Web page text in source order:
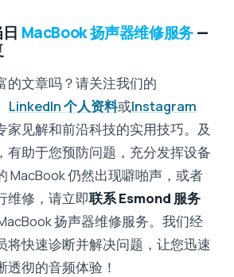
MacBook 扬声器维修服务—
的文章吗？请关注我们的
LinkedIn 个人资料或Instagram
家见解和前沿科技的实用技巧。及
有助于您预防问题，充分发挥设备
MacBook 仍然出现噼啪声，或者
维修，请立即联系 Esmond 服务
扬声器维修服务。我们经
将快速诊断并解决问题，让您迅速
彻的音频体验！